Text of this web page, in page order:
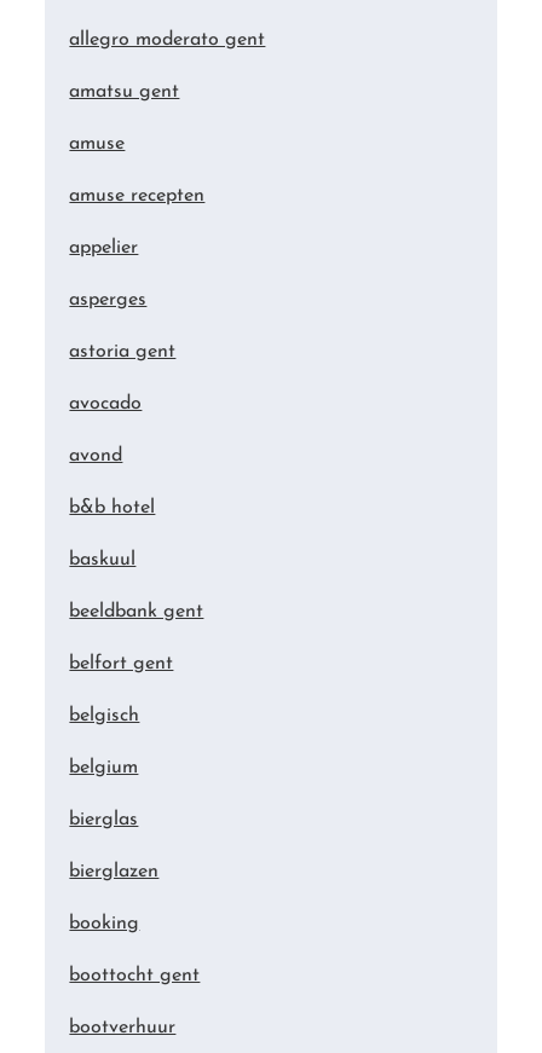
allegro moderato gent
amatsu gent
amuse
amuse recepten
appelier
asperges
astoria gent
avocado
avond
b&b hotel
baskuul
beeldbank gent
belfort gent
belgisch
belgium
bierglas
bierglazen
booking
boottocht gent
bootverhuur